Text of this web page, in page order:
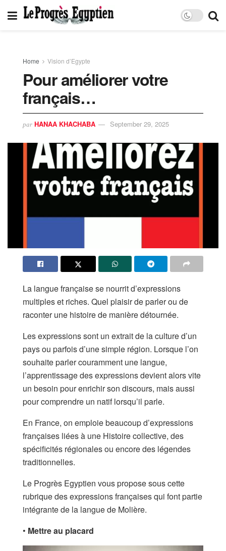
Home Vision d’Egypte
Pour améliorer votre
français…
par HANAA KHACHABA September 29, 2025
La langue française se nourrit d’expressions
multiples et riches. Quel plaisir de parler ou de
raconter une histoire de manière détournée.
Les expressions sont un extrait de la culture d’un
pays ou parfois d’une simple région. Lorsque l’on
souhaite parler couramment une langue,
l’apprentissage des expressions devient alors vite
un besoin pour enrichir son discours, mais aussi
pour comprendre un natif lorsqu’il parle.
En France, on emploie beaucoup d’expressions
françaises liées à une Histoire collective, des
spécificités régionales ou encore des légendes
traditionnelles.
Le Progrès Egyptien vous propose sous cette
rubrique des expressions françaises qui font partie
intégrante de la langue de Molière.
• Mettre au placard